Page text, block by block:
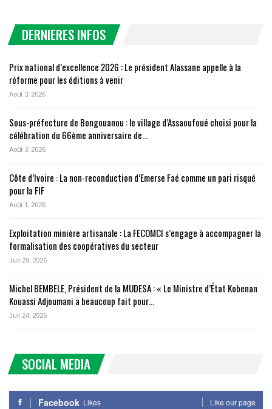
DERNIERES INFOS
Prix national d’excellence 2026 : Le président Alassane appelle à la
réforme pour les éditions à venir
Août 3, 2026
Sous-préfecture de Bongouanou : le village d’Assaoufoué choisi pour la
célébration du 66ème anniversaire de…
Août 3, 2026
Côte d’Ivoire : La non-reconduction d’Emerse Faé comme un pari risqué
pour la FIF
Août 1, 2026
Exploitation minière artisanale : La FECOMCI s’engage à accompagner la
formalisation des coopératives du secteur
Juil 29, 2026
Michel BEMBELE, Président de la MUDESA : « Le Ministre d’État Kobenan
Kouassi Adjoumani a beaucoup fait pour…
Juil 24, 2026
SOCIAL MEDIA
Facebook Likes Like our page